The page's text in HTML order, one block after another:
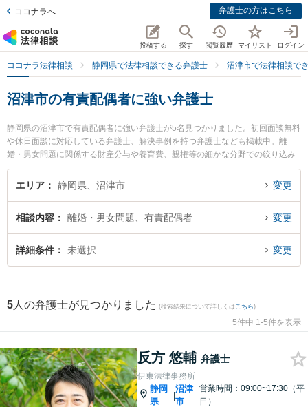
ココナラへ 弁護士の方はこちら
投稿する 探す 閲覧履歴 マイリスト ログイン
ココナラ法律相談 静岡県で法律相談できる弁護士 沼津市で法律相談で
沼津市の有責配偶者に強い弁護士
静岡県の沼津市で有責配偶者に強い弁護士が5名見つかりました。初回面談無料
や休日面談に対応している弁護士、解決事例を持つ弁護士なども掲載中。離
婚・男女問題に関係する財産分与や養育費、親権等の細かな分野での絞り込み
検索もでき便利です。特に伊東法律事務所の反方 悠輔弁護士や杉内法律事務所
の杉内 晨光弁護士、ベリーベスト法律事務所 沼津オフィスの米田 幸司弁護士
『有責配偶者のトラブル解決の実績豊富な近くの弁護士を検索したい』『初回
相談無料で有責配偶者を法律相談できる沼津市内の弁護士に相談予約したい』
などでお困りの相談者さんにおすすめです。
エリア 静岡県、沼津市 変更
相談内容 離婚・男女問題、有責配偶者 変更
詳細条件 未選択 変更
5 人の弁護士が見つかりました (検索結果について詳しくは こちら)
5件中 1-5件を表示
反方 悠輔 弁護士
伊東法律事務所
静岡
県
|
沼津
市
営業時間：09:00~17:30（平
日）